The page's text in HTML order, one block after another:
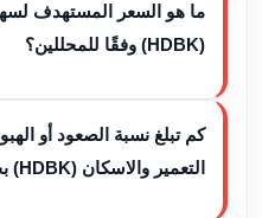
ما هو السعر المستهدف
(HDBK) وفقًا للمحللين؟
كم تبلغ نسبة الصعود أو
التعمير والاسكان (HDBK) بحسب المحللين؟